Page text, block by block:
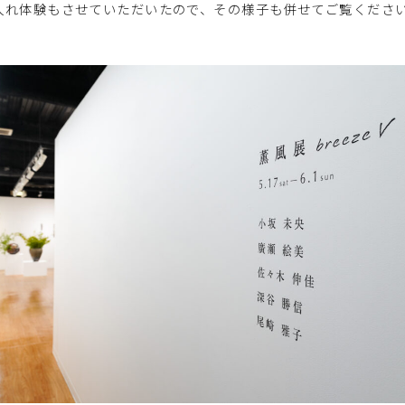
れ体験もさせていただいたので、その様子も併せてご覧くださ